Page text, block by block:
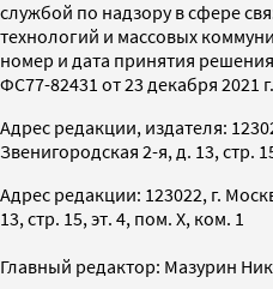
службой по надзору в сфере
технологий и массовых
номер и дата принятия
ФС77-82431 от 23 декабря 2021 г.
Адрес редакции, издателя:
Звенигородская 2-я, д. 13, стр.
Адрес редакции: 123022, г.
13, стр. 15, эт. 4, пом. X, ком. 1
Главный редактор: Мазурин